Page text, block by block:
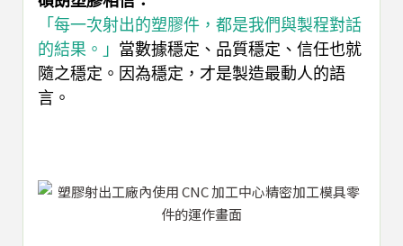
「每一次射出的塑膠件，都是我們與製程對話
的結果。」 當數據穩定、品質穩定、信任也就
隨之穩定。因為穩定，才是製造最動人的語
言。